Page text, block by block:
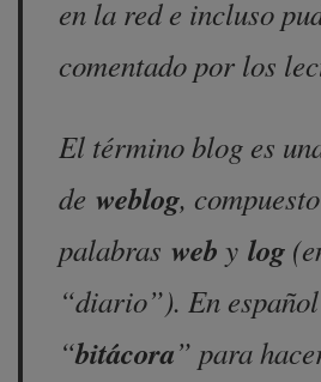
en la red e incluso
comentado por los
El término blog es
de weblog,
palabras web y log
“diario”). En
“bitácora” para